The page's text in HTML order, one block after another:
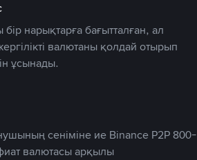
нарықтарға бағытталған, ал
валютаны қолдай отырып
ұсынады.
сеніміне ие Binance P2P 800-
валютасы арқылы